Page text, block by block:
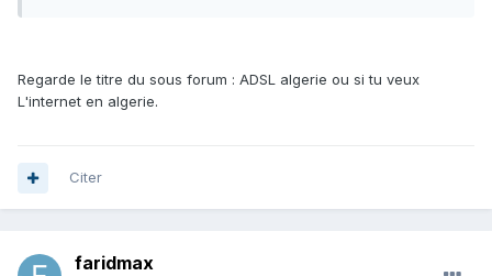
Regarde le titre du sous forum : ADSL algerie ou si tu veux
L'internet en algerie.
Citer
faridmax